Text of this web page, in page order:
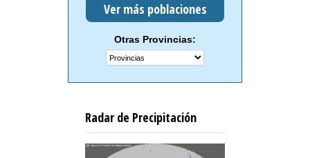
Ver más poblaciones
Otras Provincias:
Radar de Precipitación